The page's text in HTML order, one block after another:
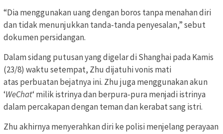
“Dia menggunakan uang dengan boros tanpa menahan diri
dan tidak menunjukkan tanda-tanda penyesalan,” sebut
dokumen persidangan.
Dalam sidang putusan yang digelar di Shanghai pada Kamis
(23/8) waktu setempat, Zhu dijatuhi vonis mati
atas perbuatan bejatnya ini. Zhu juga menggunakan akun
‘WeChat‘ milik istrinya dan berpura-pura menjadi istrinya
dalam percakapan dengan teman dan kerabat sang istri.
Zhu akhirnya menyerahkan diri ke polisi menjelang perayaan